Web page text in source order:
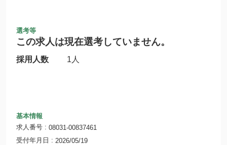
選考等
この求人は現在選考していません。
採用人数 1人
基本情報
求人番号
08031-00837461
受付年月日
2026/05/19